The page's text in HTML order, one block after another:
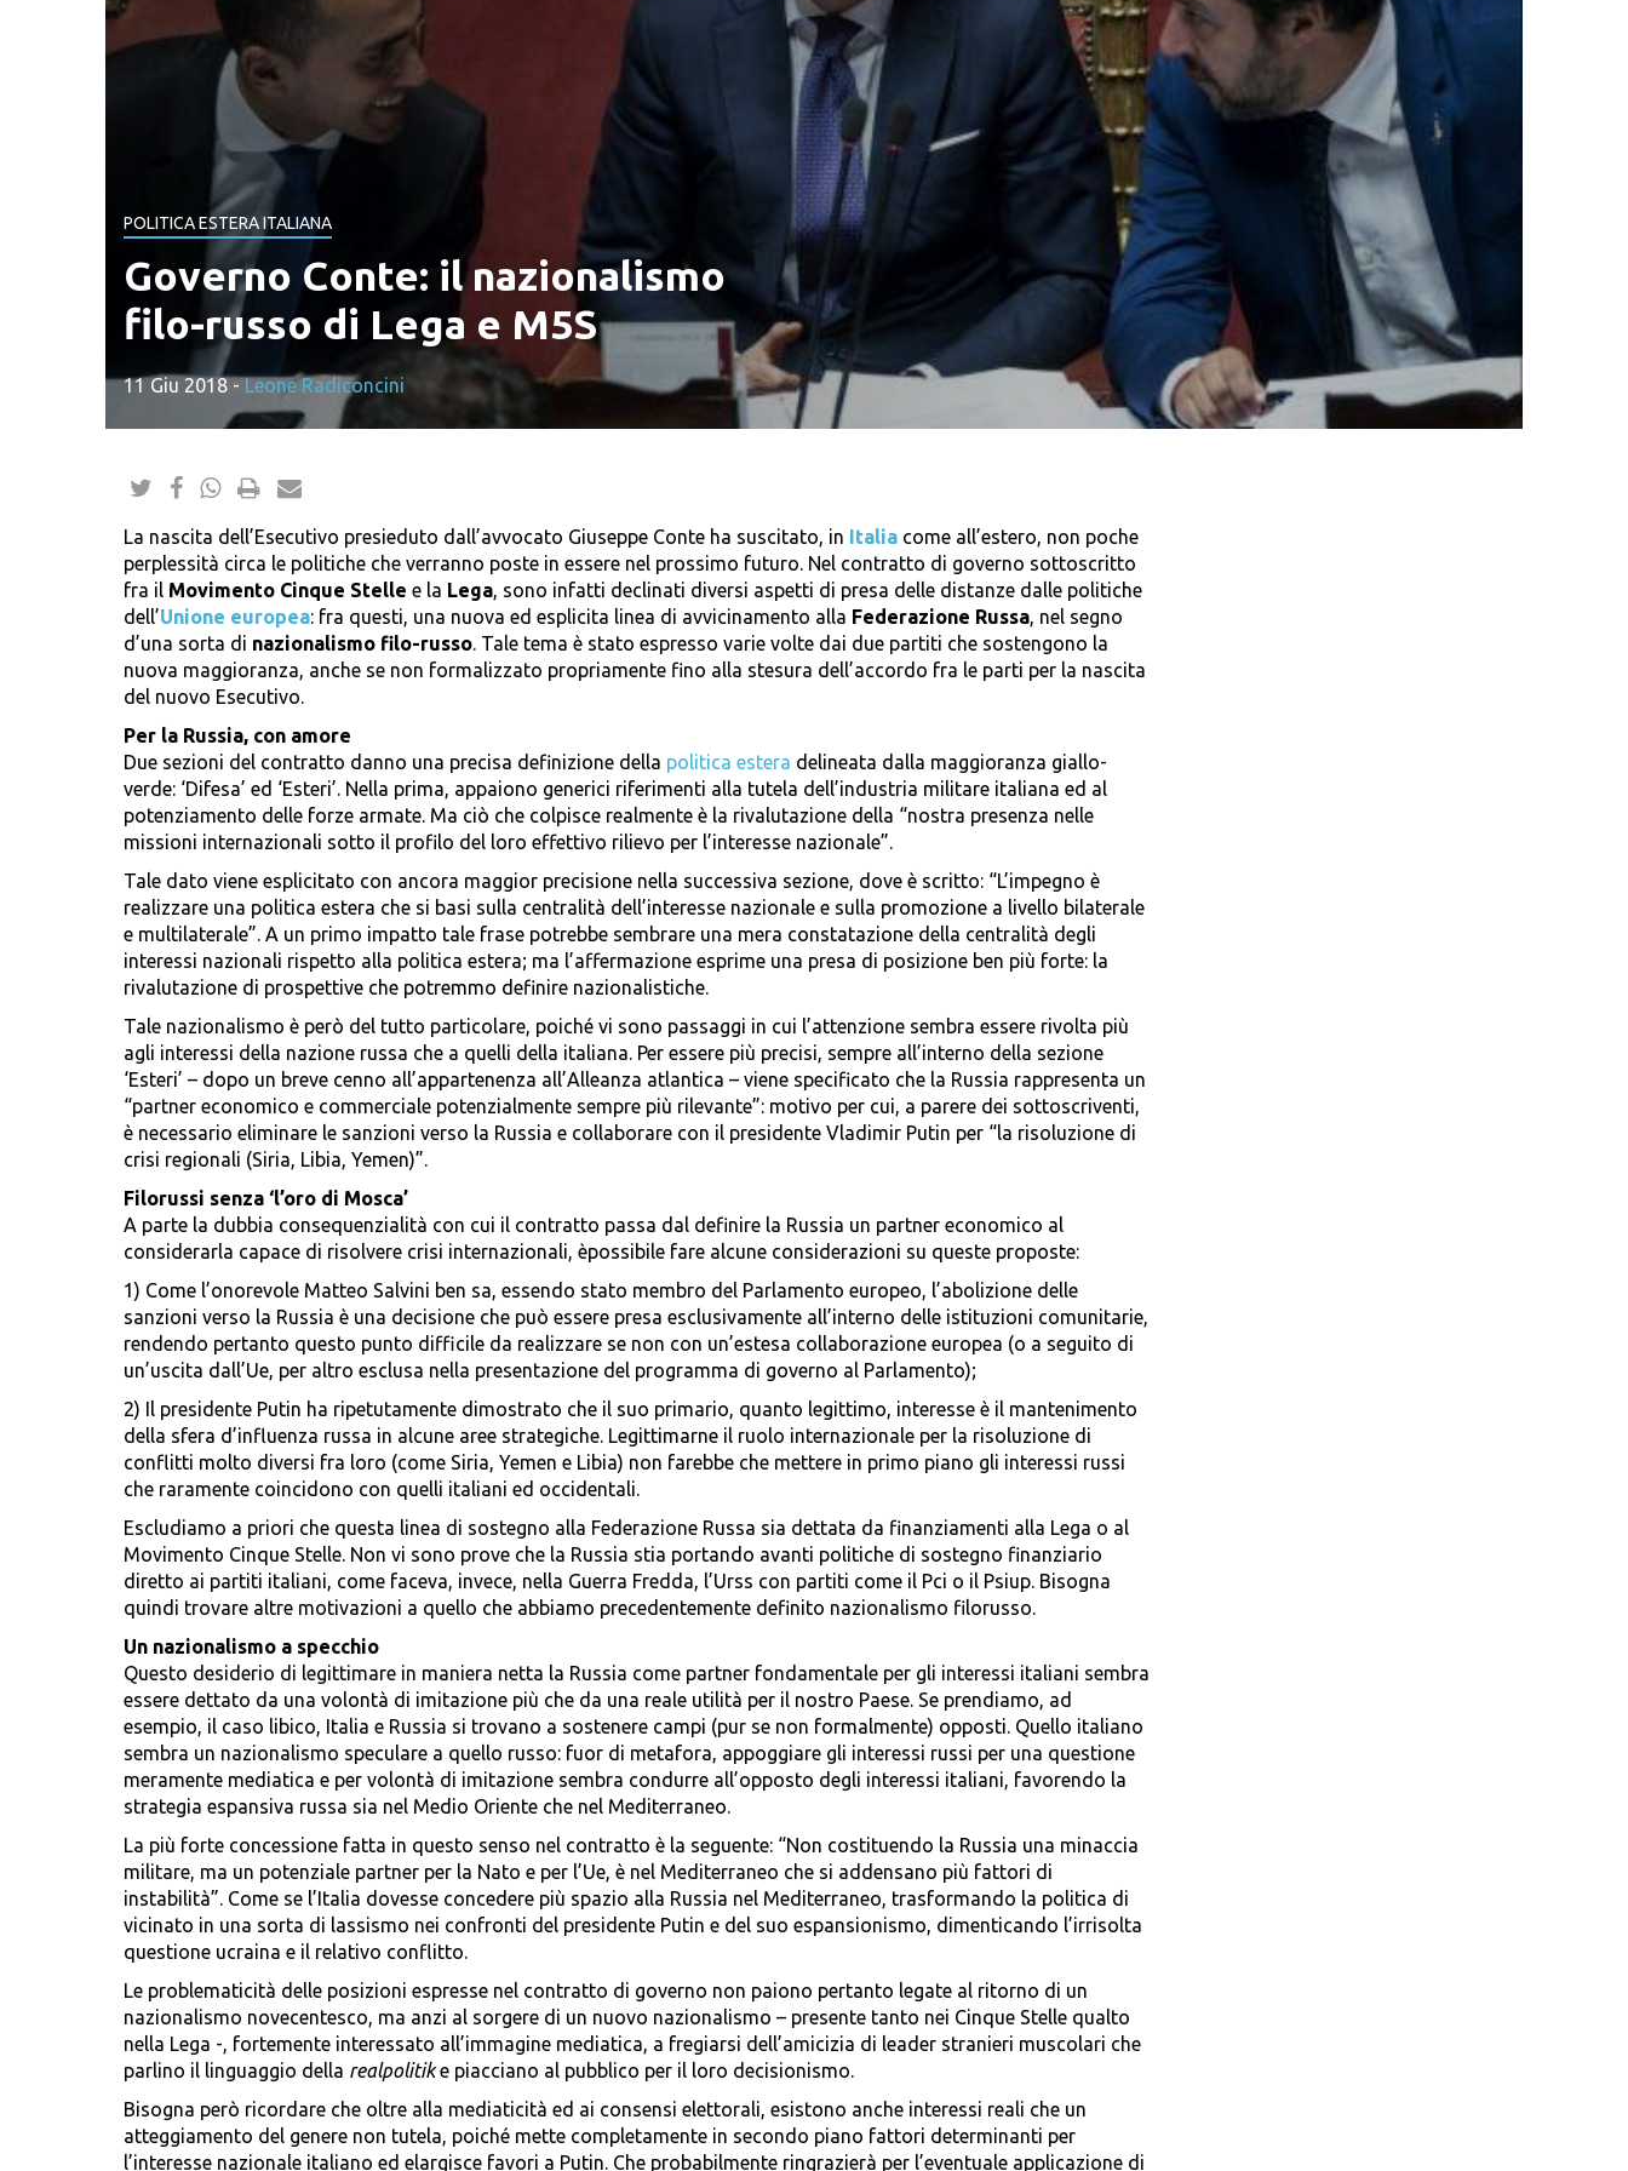
POLITICA ESTERA ITALIANA
Governo Conte: il nazionalismo
filo-russo di Lega e M5S
11 Giu 2018-Leone Radiconcini
La nascita dell’Esecutivo presieduto dall’avvocato Giuseppe Conte ha suscitato, in Italia come all’estero, non poche
perplessità circa le politiche che verranno poste in essere nel prossimo futuro. Nel contratto di governo sottoscritto
fra il Movimento Cinque Stelle e la Lega, sono infatti declinati diversi aspetti di presa delle distanze dalle politiche
dell’Unione europea: fra questi, una nuova ed esplicita linea di avvicinamento alla Federazione Russa, nel segno
d’una sorta di nazionalismo filo-russo. Tale tema è stato espresso varie volte dai due partiti che sostengono la
nuova maggioranza, anche se non formalizzato propriamente fino alla stesura dell’accordo fra le parti per la nascita
del nuovo Esecutivo.
Per la Russia, con amore
Due sezioni del contratto danno una precisa definizione della politica estera delineata dalla maggioranza giallo-
verde: ‘Difesa’ ed ‘Esteri’. Nella prima, appaiono generici riferimenti alla tutela dell’industria militare italiana ed al
potenziamento delle forze armate. Ma ciò che colpisce realmente è la rivalutazione della “nostra presenza nelle
missioni internazionali sotto il profilo del loro effettivo rilievo per l’interesse nazionale”.
Tale dato viene esplicitato con ancora maggior precisione nella successiva sezione, dove è scritto: “L’impegno è
realizzare una politica estera che si basi sulla centralità dell’interesse nazionale e sulla promozione a livello bilaterale
e multilaterale”. A un primo impatto tale frase potrebbe sembrare una mera constatazione della centralità degli
interessi nazionali rispetto alla politica estera; ma l’affermazione esprime una presa di posizione ben più forte: la
rivalutazione di prospettive che potremmo definire nazionalistiche.
Tale nazionalismo è però del tutto particolare, poiché vi sono passaggi in cui l’attenzione sembra essere rivolta più
agli interessi della nazione russa che a quelli della italiana. Per essere più precisi, sempre all’interno della sezione
‘Esteri’ – dopo un breve cenno all’appartenenza all’Alleanza atlantica – viene specificato che la Russia rappresenta un
“partner economico e commerciale potenzialmente sempre più rilevante”: motivo per cui, a parere dei sottoscriventi,
è necessario eliminare le sanzioni verso la Russia e collaborare con il presidente Vladimir Putin per “la risoluzione di
crisi regionali (Siria, Libia, Yemen)”.
Filorussi senza ‘l’oro di Mosca’
A parte la dubbia consequenzialità con cui il contratto passa dal definire la Russia un partner economico al
considerarla capace di risolvere crisi internazionali, èpossibile fare alcune considerazioni su queste proposte:
1) Come l’onorevole Matteo Salvini ben sa, essendo stato membro del Parlamento europeo, l’abolizione delle
sanzioni verso la Russia è una decisione che può essere presa esclusivamente all’interno delle istituzioni comunitarie,
rendendo pertanto questo punto difficile da realizzare se non con un’estesa collaborazione europea (o a seguito di
un’uscita dall’Ue, per altro esclusa nella presentazione del programma di governo al Parlamento);
2) Il presidente Putin ha ripetutamente dimostrato che il suo primario, quanto legittimo, interesse è il mantenimento
della sfera d’influenza russa in alcune aree strategiche. Legittimarne il ruolo internazionale per la risoluzione di
conflitti molto diversi fra loro (come Siria, Yemen e Libia) non farebbe che mettere in primo piano gli interessi russi
che raramente coincidono con quelli italiani ed occidentali.
Escludiamo a priori che questa linea di sostegno alla Federazione Russa sia dettata da finanziamenti alla Lega o al
Movimento Cinque Stelle. Non vi sono prove che la Russia stia portando avanti politiche di sostegno finanziario
diretto ai partiti italiani, come faceva, invece, nella Guerra Fredda, l’Urss con partiti come il Pci o il Psiup. Bisogna
quindi trovare altre motivazioni a quello che abbiamo precedentemente definito nazionalismo filorusso.
Un nazionalismo a specchio
Questo desiderio di legittimare in maniera netta la Russia come partner fondamentale per gli interessi italiani sembra
essere dettato da una volontà di imitazione più che da una reale utilità per il nostro Paese. Se prendiamo, ad
esempio, il caso libico, Italia e Russia si trovano a sostenere campi (pur se non formalmente) opposti. Quello italiano
sembra un nazionalismo speculare a quello russo: fuor di metafora, appoggiare gli interessi russi per una questione
meramente mediatica e per volontà di imitazione sembra condurre all’opposto degli interessi italiani, favorendo la
strategia espansiva russa sia nel Medio Oriente che nel Mediterraneo.
La più forte concessione fatta in questo senso nel contratto è la seguente: “Non costituendo la Russia una minaccia
militare, ma un potenziale partner per la Nato e per l’Ue, è nel Mediterraneo che si addensano più fattori di
instabilità”. Come se l’Italia dovesse concedere più spazio alla Russia nel Mediterraneo, trasformando la politica di
vicinato in una sorta di lassismo nei confronti del presidente Putin e del suo espansionismo, dimenticando l’irrisolta
questione ucraina e il relativo conflitto.
Le problematicità delle posizioni espresse nel contratto di governo non paiono pertanto legate al ritorno di un
nazionalismo novecentesco, ma anzi al sorgere di un nuovo nazionalismo – presente tanto nei Cinque Stelle qualto
nella Lega -, fortemente interessato all’immagine mediatica, a fregiarsi dell’amicizia di leader stranieri muscolari che
parlino il linguaggio della realpolitike piacciano al pubblico per il loro decisionismo.
Bisogna però ricordare che oltre alla mediaticità ed ai consensi elettorali, esistono anche interessi reali che un
atteggiamento del genere non tutela, poiché mette completamente in secondo piano fattori determinanti per
l’interesse nazionale italiano ed elargisce favori a Putin. Che probabilmente ringrazierà per l’eventuale applicazione di